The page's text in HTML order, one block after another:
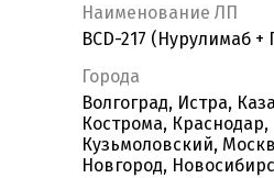
Наименование ЛП
BCD-217 (Нурулимаб
Города
Волгоград, Истра,
Кострома, Краснодар,
Кузьмоловский,
Новгород,